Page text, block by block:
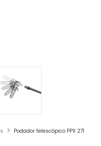
Podador telescópico PPX 271